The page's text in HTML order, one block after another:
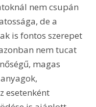
nem csupán
de a
is fontos szerepet
nem tucat
magas
esetenként